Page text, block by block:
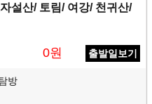
설산/ 토림/ 여강/ 천귀산/
0원 출발일보기
방